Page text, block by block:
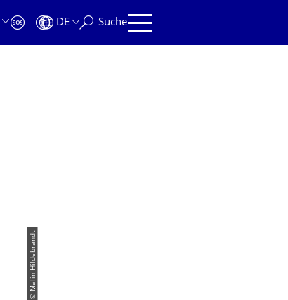
DE Suche
© Malin Hildebrandt